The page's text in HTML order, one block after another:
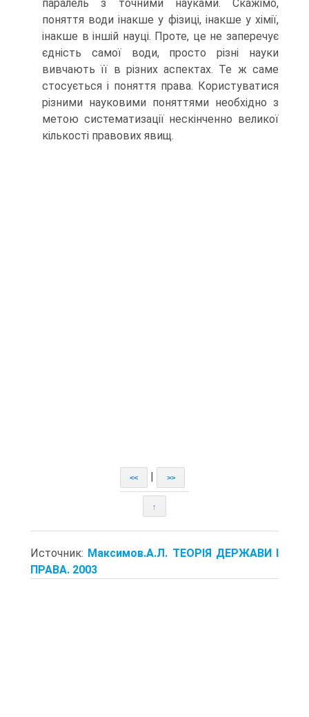
паралель з точними науками. Скажімо,
поняття води інакше у фізиці, інакше у хімії,
інакше в іншій науці. Проте, це не заперечує
єдність самої води, просто різні науки
вивчають її в різних аспектах. Те ж саме
стосується і поняття права. Користуватися
різними науковими поняттями необхідно з
метою систематизації нескінченно великої
кількості правових явищ.
<< >>
↑
Источник: Максимов.А.Л. ТЕОРІЯ ДЕРЖАВИ І
ПРАВА. 2003